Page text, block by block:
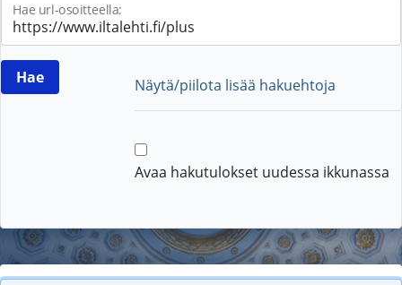
Hae url-osoitteella:
Näytä/piilota lisää hakuehtoja
Avaa hakutulokset uudessa ikkunassa